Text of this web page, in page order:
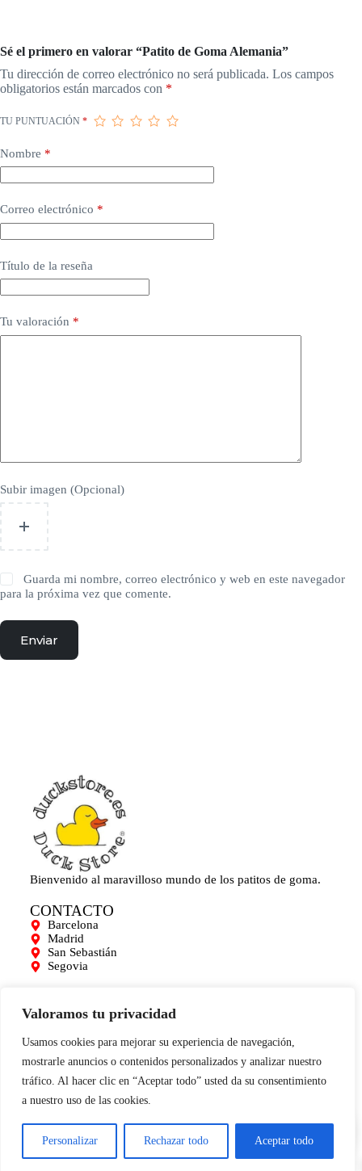
Valoramos tu privacidad
Usamos cookies para mejorar su experiencia de navegación,
mostrarle anuncios o contenidos personalizados y analizar nuestro
tráfico. Al hacer clic en “Aceptar todo” usted da su consentimiento
a nuestro uso de las cookies.
Personalizar Rechazar todo Aceptar todo
Sé el primero en valorar “Patito de Goma Alemania”
Tu dirección de correo electrónico no será publicada. Los campos
obligatorios están marcados con *
TU PUNTUACIÓN *
Nombre *
Correo electrónico *
Título de la reseña
Tu valoración *
Subir imagen (Opcional)
Guarda mi nombre, correo electrónico y web en este navegador
para la próxima vez que comente.
Enviar
Bienvenido al maravilloso mundo de los patitos de goma.
CONTACTO
Barcelona
Madrid
San Sebastián
Segovia
Mi cuenta
Para empresas
Limpieza de Patitos
Blog
INFORMACIÓN
Términos y condiciones
Política de cookies